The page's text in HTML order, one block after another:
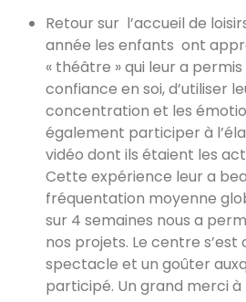
Retour sur l’accueil de
année les enfants ont
« théâtre » qui leur a
confiance en soi, d’utiliser
concentration et les
également participer à
vidéo dont ils étaient les
Cette expérience leur a
fréquentation moyenne
sur 4 semaines nous a
nos projets. Le centre
spectacle et un goûter
participé. Un grand merci